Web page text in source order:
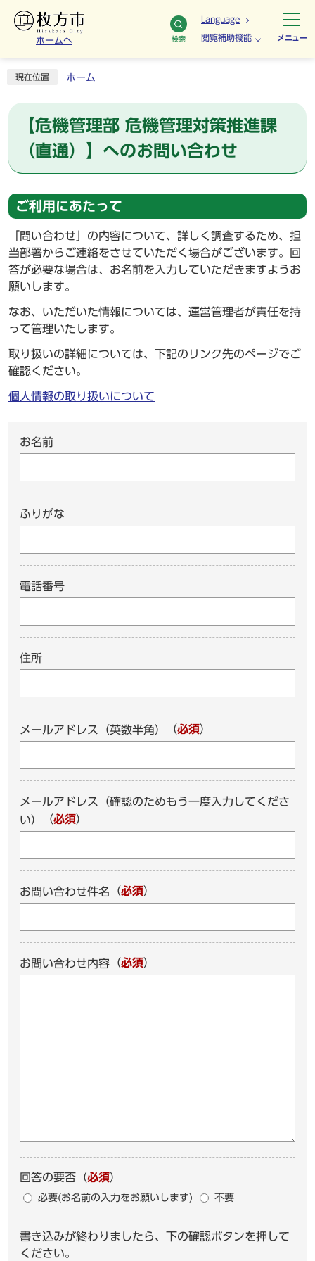
ホームへ 検索
Language
閲覧補助機能 メニュー
現在位置 ホーム
【危機管理部 危機管理対策推進課
（直通）】へのお問い合わせ
ご利用にあたって
「問い合わせ」の内容について、詳しく調査するため、担
当部署からご連絡をさせていただく場合がございます。回
答が必要な場合は、お名前を入力していただきますようお
願いします。
なお、いただいた情報については、運営管理者が責任を持
って管理いたします。
取り扱いの詳細については、下記のリンク先のページでご
確認ください。
個人情報の取り扱いについて
お名前
ふりがな
電話番号
住所
メールアドレス（英数半角） （必須）
メールアドレス（確認のためもう一度入力してくださ
い）
（必須）
お問い合わせ件名 （必須）
お問い合わせ内容 （必須）
回答の要否 （必須）
必要(お名前の入力をお願いします) 不要
書き込みが終わりましたら、下の確認ボタンを押して
ください。